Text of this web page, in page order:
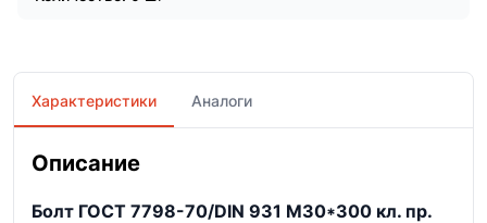
Характеристики Аналоги
Описание
Болт ГОСТ 7798-70/DIN 931 М30*300 кл. пр.